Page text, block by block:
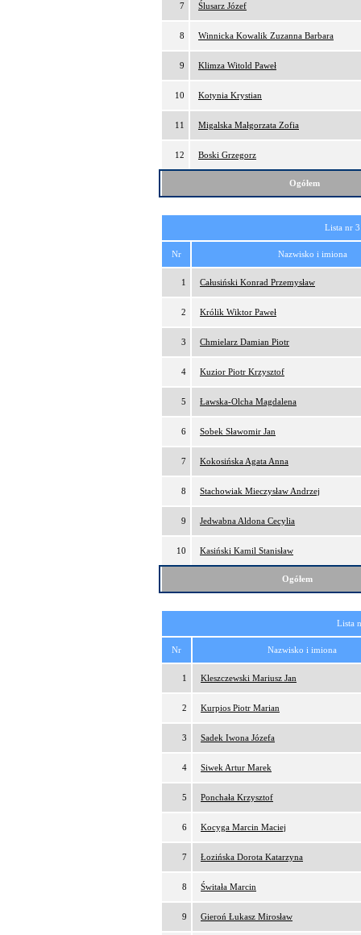
7 Ślusarz Józef
8 Winnicka Kowalik Zuzanna Barbara
9 Klimza Witold Paweł
10 Kotynia Krystian
11 Migalska Małgorzata Zofia
12 Boski Grzegorz
Ogółem
Lista nr
Nr Nazwisko i imiona
1 Całusiński Konrad Przemysław
2 Królik Wiktor Paweł
3 Chmielarz Damian Piotr
4 Kuzior Piotr Krzysztof
5 Ławska-Olcha Magdalena
6 Sobek Sławomir Jan
7 Kokosińska Agata Anna
8 Stachowiak Mieczysław Andrzej
9 Jedwabna Aldona Cecylia
10 Kasiński Kamil Stanisław
Ogółem
Lista
Nr Nazwisko i imiona
1 Kleszczewski Mariusz Jan
2 Kurpios Piotr Marian
3 Sadek Iwona Józefa
4 Siwek Artur Marek
5 Ponchała Krzysztof
6 Kocyga Marcin Maciej
7 Łozińska Dorota Katarzyna
8 Świtała Marcin
9 Gieroń Łukasz Mirosław